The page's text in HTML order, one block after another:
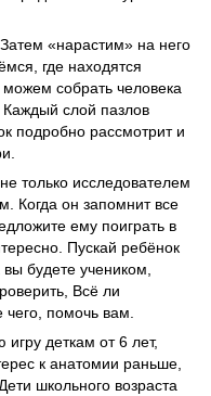
«нарастим» на него
где находятся
собрать человека
слой пазлов
подробно рассмотрит и
только исследователем
Когда он запомнит все
ему поиграть в
Пускай ребёнок
будете учеником,
Всё ли
помочь вам.
деткам от 6 лет,
к анатомии раньше,
школьного возраста